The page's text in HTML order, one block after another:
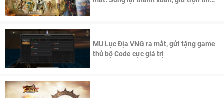
MU Lục Địa VNG ra mắt, gửi tặng game
thủ bộ Code cực giá trị